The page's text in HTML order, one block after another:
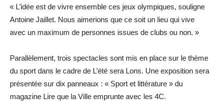
« L’idée est de vivre ensemble ces jeux olympiques, souligne
Antoine Jaillet. Nous aimerions que ce soit un lieu qui vive
avec un maximum de personnes issues de clubs ou non. »
Parallèlement, trois spectacles sont mis en place sur le thème
du sport dans le cadre de L’été sera Lons. Une exposition sera
présentée sur dix panneaux : « Sport et littérature » du
magazine Lire que la Ville emprunte avec les 4C.